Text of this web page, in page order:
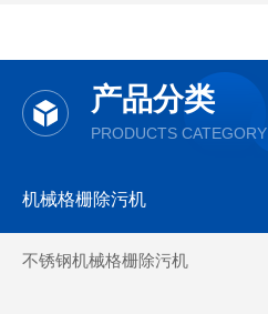
产品分类
PRODUCTS CATEGORY
机械格栅除污机
不锈钢机械格栅除污机